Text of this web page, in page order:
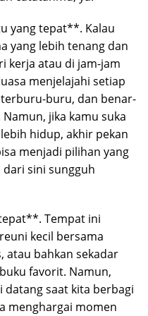
yang tepat**. Kalau
yang lebih tenang dan
kerja atau di jam-jam
menjelajahi setiap
buru, dan benar-
jika kamu suka
hidup, akhir pekan
menjadi pilihan yang
dari sini sungguh
Tempat ini
kecil bersama
atau bahkan sekadar
favorit. Namun,
datang saat kita berbagi
menghargai momen